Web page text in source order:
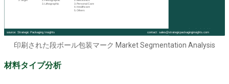
印刷された段ボール包装マーク Market Segmentation Analysis
材料タイプ分析